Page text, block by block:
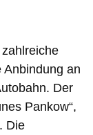
Anbindung an
Der
Pankow“,
Die